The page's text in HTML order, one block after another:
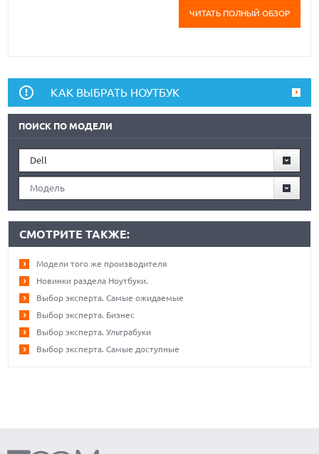
ЧИТАТЬ ПОЛНЫЙ ОБЗОР
КАК ВЫБРАТЬ НОУТБУК
ПОИСК ПО МОДЕЛИ
Dell
Модель
СМОТРИТЕ ТАКЖЕ:
Модели того же производителя
Новинки раздела Ноутбуки.
Выбор эксперта. Самые ожидаемые
Выбор эксперта. Бизнес
Выбор эксперта. Ультрабуки
Выбор эксперта. Самые доступные